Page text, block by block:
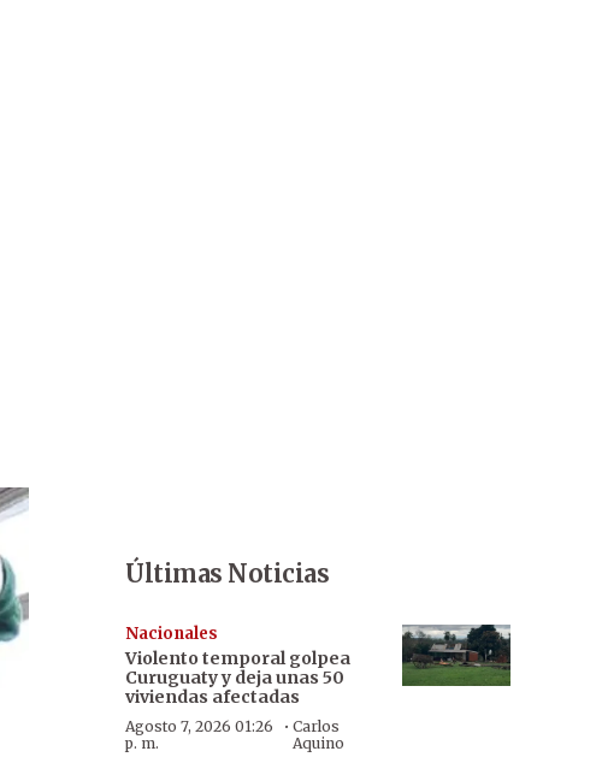
Últimas Noticias
Nacionales
Violento temporal golpea
Curuguaty y deja unas 50
viviendas afectadas
Agosto 7, 2026 01:26
p. m.
· Carlos
Aquino